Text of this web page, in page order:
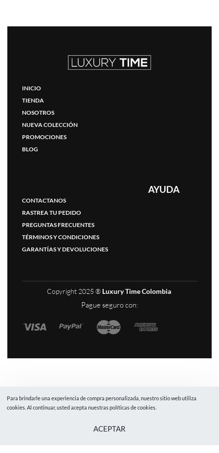
INICIO
TIENDA
NOSOTROS
NUEVA COLECCIÓN
PROMOCIONES
BLOG
AYUDA
CONTACTANOS
RASTREA TU PEDIDO
PREGUNTAS FRECUENTES
TÉRMINOS Y CONDICIONES
GARANTÍAS Y DEVOLUCIONES
Copyright 2025 ® Luxury Time Colombia
Pague seguro con:
Para brindarle una experiencia de compra personalizada, nuestro sitio web utiliza
cookies. Al continuar, usted acepta nuestras políticas de cookies.
ACEPTAR